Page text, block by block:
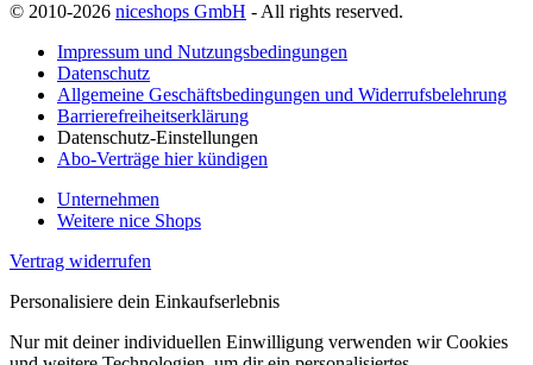
© 2010-2026 niceshops GmbH - All rights reserved.
Impressum und Nutzungsbedingungen
Datenschutz
Allgemeine Geschäftsbedingungen und Widerrufsbelehrung
Barrierefreiheitserklärung
Datenschutz-Einstellungen
Abo-Verträge hier kündigen
Unternehmen
Weitere nice Shops
Vertrag widerrufen
Personalisiere dein Einkaufserlebnis
Nur mit deiner individuellen Einwilligung verwenden wir Cookies